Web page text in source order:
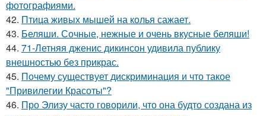
фотографиями.
42. Птица живых мышей на колья сажает.
43. Беляши. Сочные, нежные и очень вкусные беляши!
44. 71-Летняя дженис дикинсон удивила публику
внешностью без прикрас.
45. Почему существует дискриминация и что такое
"Привилегии Красоты"?
46. Про Элизу часто говорили, что она будто создана из